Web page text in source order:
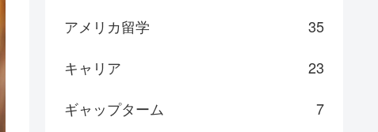
アメリカ留学
35
キャリア
23
ギャップターム
7